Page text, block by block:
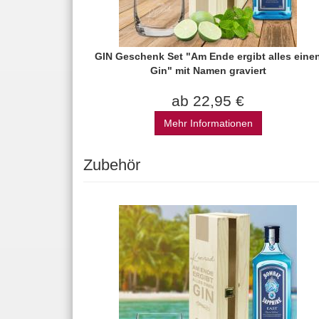
GIN Geschenk Set "Am Ende ergibt alles
Gin" mit Namen graviert
ab 22,95 €
Mehr Informationen
Zubehör